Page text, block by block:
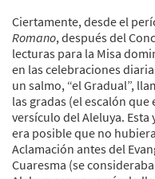
Ciertamente, desde el
Romano, después del
lecturas para la Misa
en las celebraciones
un salmo, “el Gradual”,
las gradas (el escalón
versículo del Aleluya.
era posible que no
Aclamación antes del
Cuaresma (se